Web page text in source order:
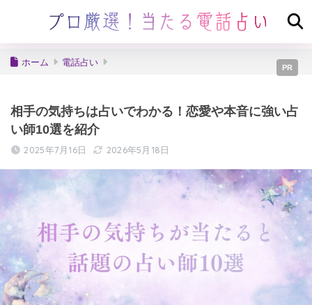
PR
ホーム 電話占い
相手の気持ちは占いでわかる！恋愛や本音に強い占
い師10選を紹介
2025年7月16日 2026年5月18日